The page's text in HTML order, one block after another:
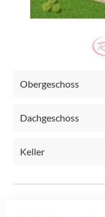
Obergeschoss
Dachgeschoss
Keller